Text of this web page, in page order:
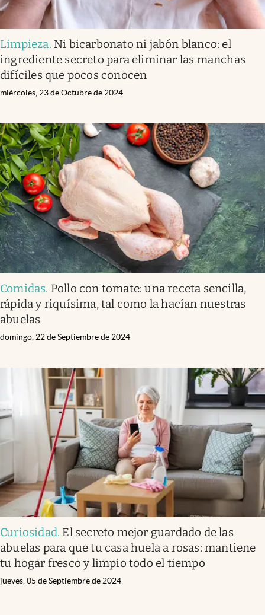
Limpieza. Ni bicarbonato ni jabón blanco: el
ingrediente secreto para eliminar las manchas
difíciles que pocos conocen
miércoles, 23 de Octubre de 2024
Comidas. Pollo con tomate: una receta sencilla,
rápida y riquísima, tal como la hacían nuestras
abuelas
domingo, 22 de Septiembre de 2024
Curiosidad. El secreto mejor guardado de las
abuelas para que tu casa huela a rosas: mantiene
tu hogar fresco y limpio todo el tiempo
jueves, 05 de Septiembre de 2024